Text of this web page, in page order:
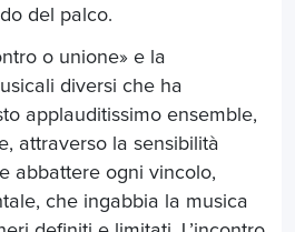
del palco.
o unione» e la
diversi che ha
applauditissimo ensemble,
attraverso la sensibilità
abbattere ogni vincolo,
che ingabbia la musica